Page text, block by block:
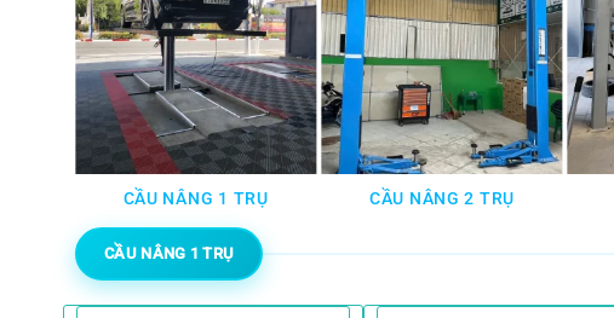
CẦU NÂNG 1 TRỤ CẦU NÂNG 2 TRỤ
CẦU NÂNG 1 TRỤ